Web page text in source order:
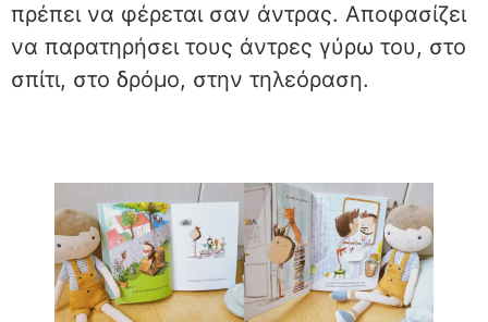
πρέπει να φέρεται σαν άντρας. Αποφασίζει
να παρατηρήσει τους άντρες γύρω του, στο
σπίτι, στο δρόμο, στην τηλεόραση.